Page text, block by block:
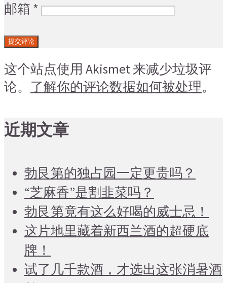
邮箱 *
这个站点使用 Akismet 来减少垃圾评
论。 了解你的评论数据如何被处理。
近期文章
勃艮第的独占园一定更贵吗？
“芝麻香”是割韭菜吗？
勃艮第竟有这么好喝的威士忌！
这片地里藏着新西兰酒的超硬底
牌！
试了几千款酒，才选出这张消暑酒